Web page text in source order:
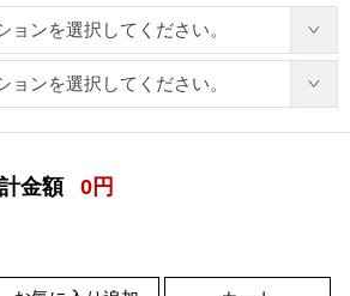
金額 0 円